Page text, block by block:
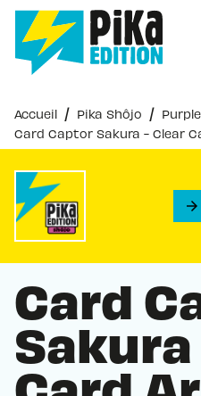
MENU RECHERCHE
PIED DE PAGE
Accueil / Pika Shôjo /
Card Captor Sakura - Clear
arrow_forward
Card